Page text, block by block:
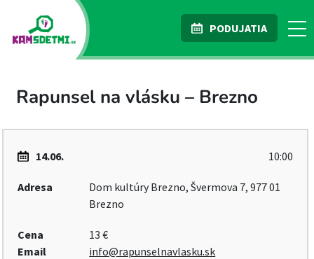
PODUJATIA
Rapunsel na vlásku – Brezno
14.06. 10:00
Adresa
Dom kultúry Brezno, Švermova 7, 977 01
Brezno
Cena
13 €
Email
info@rapunselnavlasku.sk